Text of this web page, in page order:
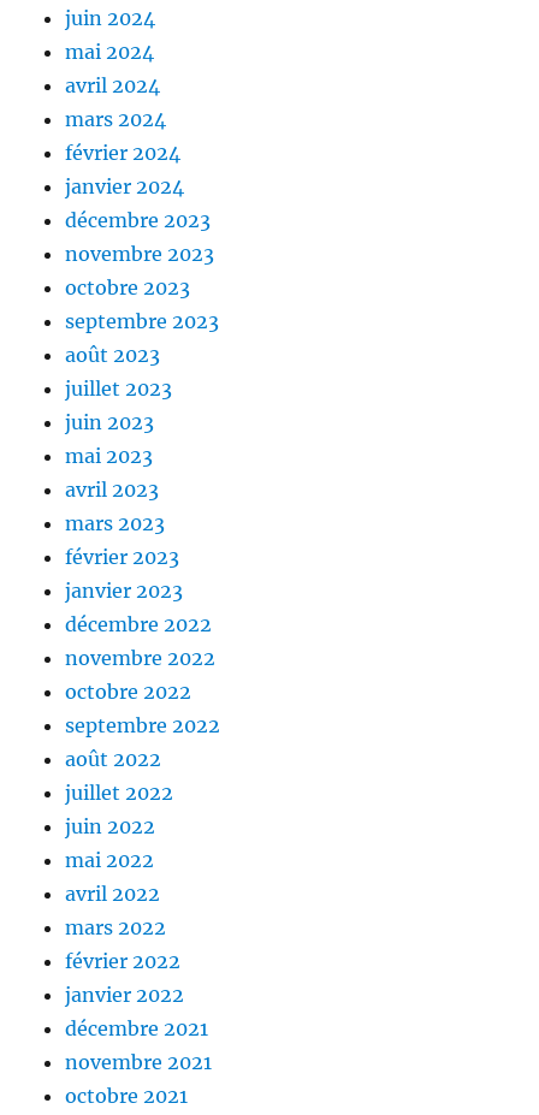
juin 2024
mai 2024
avril 2024
mars 2024
février 2024
janvier 2024
décembre 2023
novembre 2023
octobre 2023
septembre 2023
août 2023
juillet 2023
juin 2023
mai 2023
avril 2023
mars 2023
février 2023
janvier 2023
décembre 2022
novembre 2022
octobre 2022
septembre 2022
août 2022
juillet 2022
juin 2022
mai 2022
avril 2022
mars 2022
février 2022
janvier 2022
décembre 2021
novembre 2021
octobre 2021